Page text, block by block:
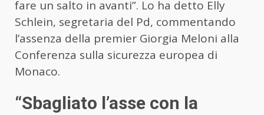
fare un salto in avanti”. Lo ha detto Elly
Schlein, segretaria del Pd, commentando
l’assenza della premier Giorgia Meloni alla
Conferenza sulla sicurezza europea di
Monaco.
“Sbagliato l’asse con la